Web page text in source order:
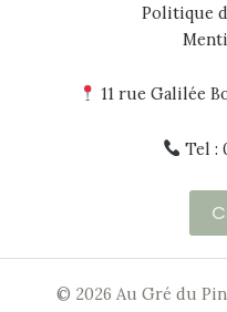
Politique
11 rue Galilée
Tel :
© 2026 Au Gré du